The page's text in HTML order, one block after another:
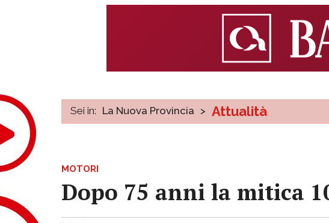
Sei in: La Nuova Provincia > Attualità
MOTORI
Dopo 75 anni la mitica